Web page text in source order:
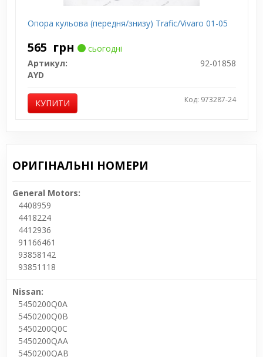
Опора кульова (передня/знизу) Trafic/Vivaro 01-05
565 грн
сьогодні
Артикул:
92-01858
AYD
КУПИТИ Код: 973287-24
ОРИГІНАЛЬНІ НОМЕРИ
General Motors:
4408959
4418224
4412936
91166461
93858142
93851118
Nissan:
5450200Q0A
5450200Q0B
5450200Q0C
5450200QAA
5450200QAB